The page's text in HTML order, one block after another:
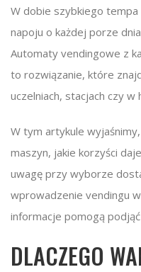
W dobie szybkiego tempa
napoju o każdej porze
Automaty vendingowe z
to rozwiązanie, które
uczelniach, stacjach czy w
W tym artykule
maszyn, jakie korzyści
uwagę przy wyborze
wprowadzenie vendingu
informacje pomogą
DLACZEGO